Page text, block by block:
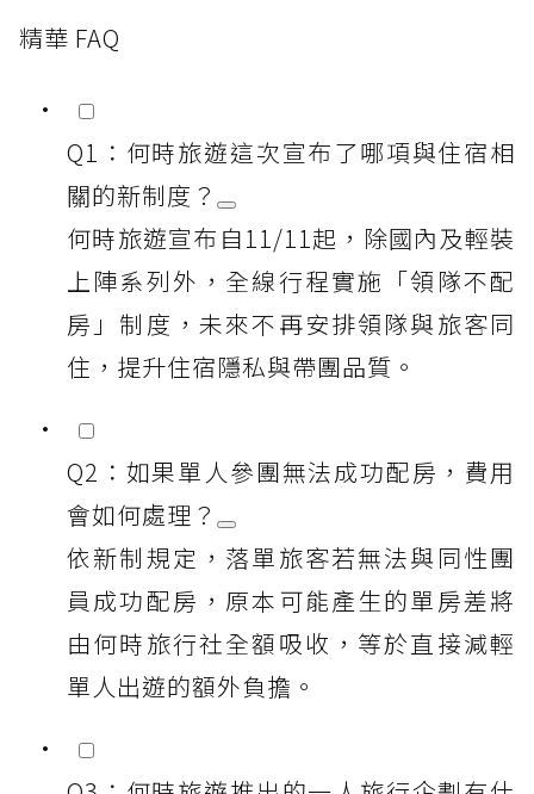
精華 FAQ
Q1：何時旅遊這次宣布了哪項與住宿相
關的新制度？
何時旅遊宣布自11/11起，除國內及輕裝
上陣系列外，全線行程實施「領隊不配
房」制度，未來不再安排領隊與旅客同
住，提升住宿隱私與帶團品質。
Q2：如果單人參團無法成功配房，費用
會如何處理？
依新制規定，落單旅客若無法與同性團
員成功配房，原本可能產生的單房差將
由何時旅行社全額吸收，等於直接減輕
單人出遊的額外負擔。